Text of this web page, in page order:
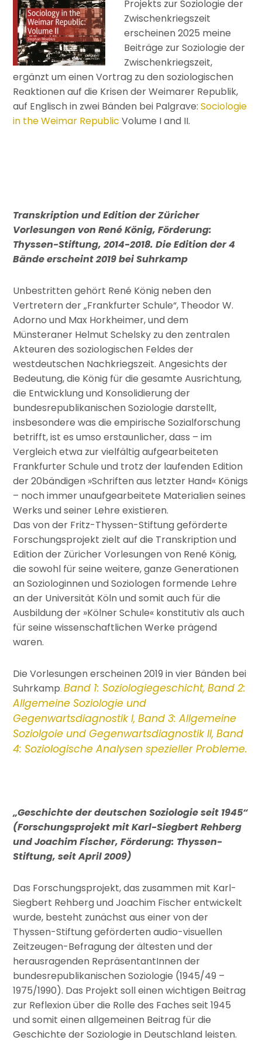
Projekts zur Soziologie der
Zwischenkriegszeit
erscheinen 2025 meine
Beiträge zur Soziologie der
Zwischenkriegszeit,
ergänzt um einen Vortrag zu den soziologischen
Reaktionen auf die Krisen der Weimarer Republik,
auf Englisch in zwei Bänden bei Palgrave:Sociologie
in the Weimar Republic Volume I and II.
Transkription und Edition der Züricher
Vorlesungen von René König, Förderung:
Thyssen-Stiftung, 2014-2018. Die Edition der 4
Bände erscheint 2019 bei Suhrkamp
Unbestritten gehört René König neben den
Vertretern der „Frankfurter Schule“, Theodor W.
Adorno und Max Horkheimer, und dem
Münsteraner Helmut Schelsky zu den zentralen
Akteuren des soziologischen Feldes der
westdeutschen Nachkriegszeit. Angesichts der
Bedeutung, die König für die gesamte Ausrichtung,
die Entwicklung und Konsolidierung der
bundesrepublikanischen Soziologie darstellt,
insbesondere was die empirische Sozialforschung
betrifft, ist es umso erstaunlicher, dass – im
Vergleich etwa zur vielfältig aufgearbeiteten
Frankfurter Schule und trotz der laufenden Edition
der 20bändigen »Schriften aus letzter Hand« Königs
– noch immer unaufgearbeitete Materialien seines
Werks und seiner Lehre existieren.
Das von der Fritz-Thyssen-Stiftung geförderte
Forschungsprojekt zielt auf die Transkription und
Edition der Züricher Vorlesungen von René König,
die sowohl für seine weitere, ganze Generationen
an Soziologinnen und Soziologen formende Lehre
an der Universität Köln und somit auch für die
Ausbildung der »Kölner Schule« konstitutiv als auch
für seine wissenschaftlichen Werke prägend
waren.
Die Vorlesungen erscheinen 2019 in vier Bänden bei
Suhrkamp.Band 1: Soziologiegeschicht, Band 2:
Allgemeine Soziologie und
Gegenwartsdiagnostik I, Band 3: Allgemeine
Soziolgoie und Gegenwartsdiagnostik II, Band
4: Soziologische Analysen spezieller Probleme.
„Geschichte der deutschen Soziologie seit 1945“
(Forschungsprojekt mit Karl-Siegbert Rehberg
und Joachim Fischer, Förderung: Thyssen-
Stiftung, seit April 2009)
Das Forschungsprojekt, das zusammen mit Karl-
Siegbert Rehberg und Joachim Fischer entwickelt
wurde, besteht zunächst aus einer von der
Thyssen-Stiftung geförderten audio-visuellen
Zeitzeugen-Befragung der ältesten und der
herausragenden RepräsentantInnen der
bundesrepublikanischen Soziologie (1945/49 –
1975/1990). Das Projekt soll einen wichtigen Beitrag
zur Reflexion über die Rolle des Faches seit 1945
und somit einen allgemeinen Beitrag für die
Geschichte der Soziologie in Deutschland leisten.